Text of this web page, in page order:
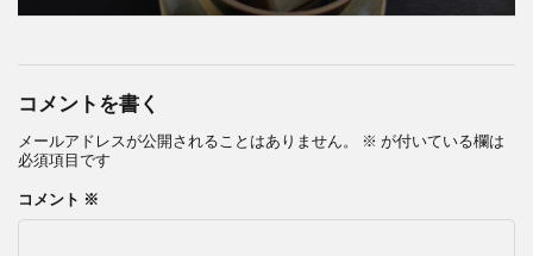
コメントを書く
メールアドレスが公開されることはありません。 ※ が付いている欄は
必須項目です
コメント ※